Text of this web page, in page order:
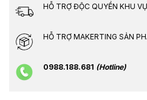
HỖ TRỢ ĐỘC QUYỀN KHU
HỖ TRỢ MAKERTING SẢN
0988.188.681 (Hotline)